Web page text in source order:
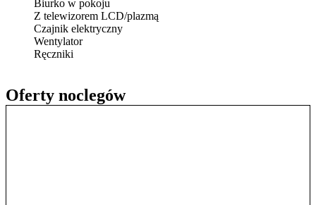
Oferty noclegów
Biurko w pokoju
Z telewizorem LCD/plazmą
Czajnik elektryczny
Wentylator
Ręczniki